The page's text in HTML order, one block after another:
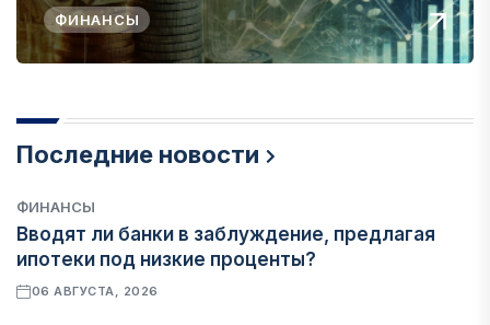
ФИНАНСЫ
Последние новости
ФИНАНСЫ
Вводят ли банки в заблуждение, предлагая
ипотеки под низкие проценты?
06 АВГУСТА, 2026